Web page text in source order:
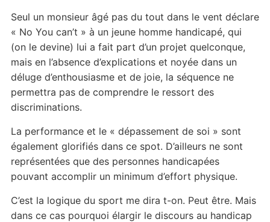
Seul un monsieur âgé pas du tout dans le vent déclare
« No You can’t » à un jeune homme handicapé, qui
(on le devine) lui a fait part d’un projet quelconque,
mais en l’absence d’explications et noyée dans un
déluge d’enthousiasme et de joie, la séquence ne
permettra pas de comprendre le ressort des
discriminations.
La performance et le « dépassement de soi » sont
également glorifiés dans ce spot. D’ailleurs ne sont
représentées que des personnes handicapées
pouvant accomplir un minimum d’effort physique.
C’est la logique du sport me dira t-on. Peut être. Mais
dans ce cas pourquoi élargir le discours au handicap